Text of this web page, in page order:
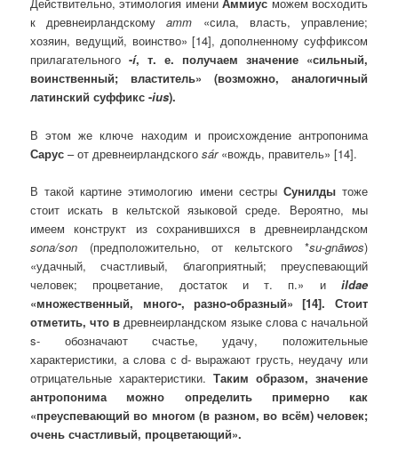
Действительно, этимология имениАммиус можем восходить
к древнеирландскомуamm «сила, власть, управление;
хозяин, ведущий, воинство» [14], дополненному суффиксом
прилагательного-í, т. е. получаем значение «сильный,
воинственный; властитель» (возможно, аналогичный
латинский суффикс -ius).
В этом же ключе находим и происхождение антропонима
Сарус – от древнеирландскогоsár«вождь, правитель» [14].
В такой картине этимологию имени сестры Сунилдытоже
стоит искать в кельтской языковой среде. Вероятно, мы
имеем конструкт из сохранившихся в древнеирландском
sona/son (предположительно, от кельтского *su-gnāwos)
«удачный, счастливый, благоприятный; преуспевающий
человек; процветание, достаток и т. п.» и ildae
«множественный, много-, разно-образный» [14]. Стоит
отметить, что в древнеирландском языке слова с начальной
s- обозначают счастье, удачу, положительные
характеристики, а слова с d- выражают грусть, неудачу или
отрицательные характеристики. Таким образом, значение
антропонима можно определить примерно как
«преуспевающий во многом (в разном, во всём) человек;
очень счастливый, процветающий».